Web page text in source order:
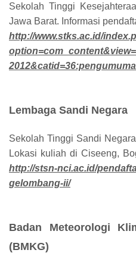
Sekolah Tinggi
Jawa Barat. Informasi
http://www.stks.ac.id/
Lembaga Sandi Negara
Sekolah Tinggi Sandi
Lokasi kuliah di Ciseeng,
http://stsn-nci.ac.id/
gelombang-ii/
Badan Meteorologi
(BMKG)